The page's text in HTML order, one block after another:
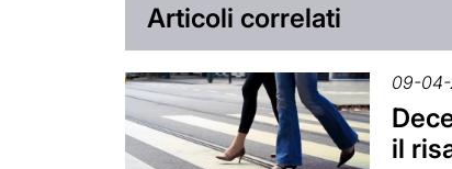
Articoli correlati
09-04-
il